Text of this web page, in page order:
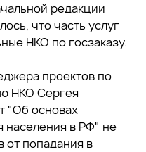
редакции
что часть услуг
НКО по госзаказу.
проектов по
НКО Сергея
"Об основах
населения в РФ" не
от попадания в